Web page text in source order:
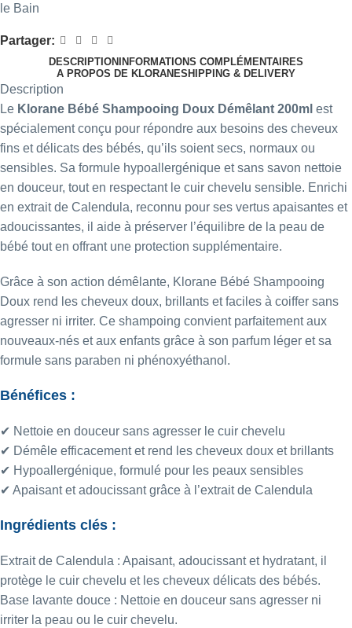
le Bain
Partager:
DESCRIPTION INFORMATIONS COMPLÉMENTAIRES
A PROPOS DE KLORANESHIPPING & DELIVERY
Description
Le Klorane Bébé Shampooing Doux Démêlant 200ml est
spécialement conçu pour répondre aux besoins des cheveux
fins et délicats des bébés, qu’ils soient secs, normaux ou
sensibles. Sa formule hypoallergénique et sans savon nettoie
en douceur, tout en respectant le cuir chevelu sensible. Enrichi
en extrait de Calendula, reconnu pour ses vertus apaisantes et
adoucissantes, il aide à préserver l’équilibre de la peau de
bébé tout en offrant une protection supplémentaire.
Grâce à son action démêlante, Klorane Bébé Shampooing
Doux rend les cheveux doux, brillants et faciles à coiffer sans
agresser ni irriter. Ce shampoing convient parfaitement aux
nouveaux-nés et aux enfants grâce à son parfum léger et sa
formule sans paraben ni phénoxyéthanol.
Bénéfices :
✔ Nettoie en douceur sans agresser le cuir chevelu
✔ Démêle efficacement et rend les cheveux doux et brillants
✔ Hypoallergénique, formulé pour les peaux sensibles
✔ Apaisant et adoucissant grâce à l’extrait de Calendula
Ingrédients clés :
Extrait de Calendula : Apaisant, adoucissant et hydratant, il
protège le cuir chevelu et les cheveux délicats des bébés.
Base lavante douce : Nettoie en douceur sans agresser ni
irriter la peau ou le cuir chevelu.